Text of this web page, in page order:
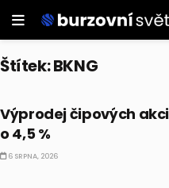
Štítek:BKNG
Výprodej čipových
o 4,5 %
6 SRPNA, 2026